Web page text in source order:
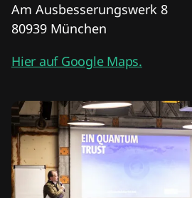
Am Ausbesserungswerk 8
80939 München
Hier auf Google Maps.